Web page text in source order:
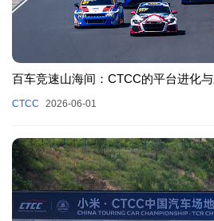
百车竞速山海间：CTCC的平台进化
CTCC 2026-06-01